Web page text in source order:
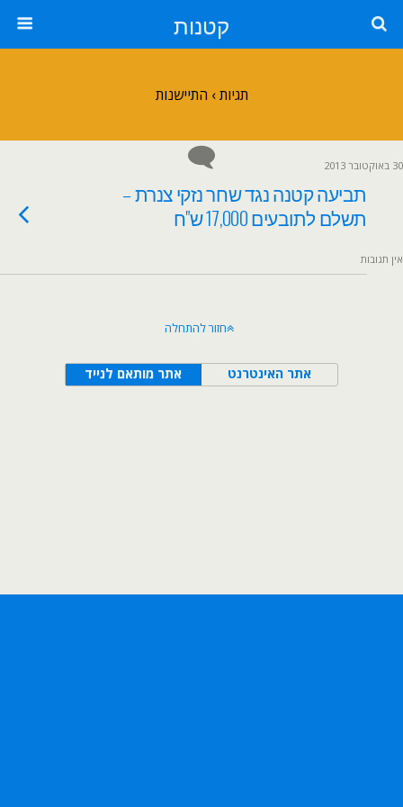
קטנות
תגיות › התיישנות
30 באוקטובר 2013
תביעה קטנה נגד שחר נזקי צנרת –
תשלם לתובעים 17,000 ש"ח
אין תגובות
חזור להתחלה
אתר מותאם לנייד אתר האינטרנט